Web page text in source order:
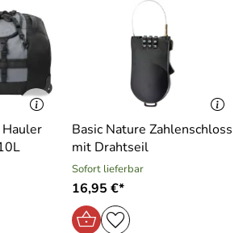
Hauler
Basic Nature Zahlenschloss
mit Drahtseil
Sofort lieferbar
16,95 €*